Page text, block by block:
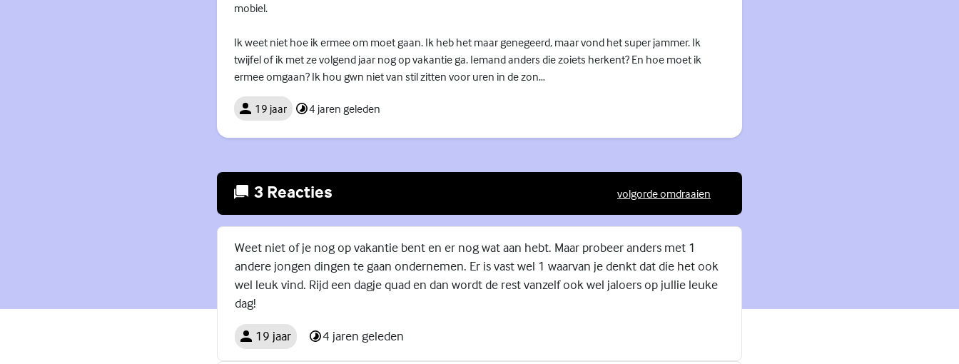
mobiel.
Ik weet niet hoe ik ermee om moet gaan. Ik heb het maar genegeerd, maar vond het super jammer. Ik
twijfel of ik met ze volgend jaar nog op vakantie ga. Iemand anders die zoiets herkent? En hoe moet ik
ermee omgaan? Ik hou gwn niet van stil zitten voor uren in de zon…
19 jaar 4 jaren geleden
3 Reacties volgorde omdraaien
(Externe link)
Weet niet of je nog op vakantie bent en er nog wat aan hebt. Maar probeer anders met 1
andere jongen dingen te gaan ondernemen. Er is vast wel 1 waarvan je denkt dat die het ook
wel leuk vind. Rijd een dagje quad en dan wordt de rest vanzelf ook wel jaloers op jullie leuke
dag!
19 jaar 4 jaren geleden